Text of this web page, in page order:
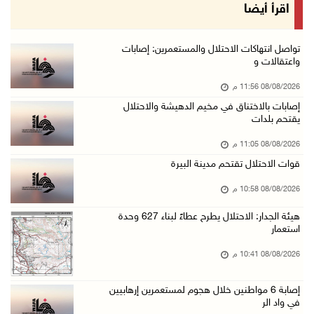
الاحتلال يقتحم كوبر شمال رام الله
إصابات بالاختناق خلال مواجهات مع الاحتلال في ...
الاحتلال ينصب حواجز طيارة في محيط مخيم طولكرم ...
08/آب/2026 07:56 م
فلسطين تدين الهجوم على ناقلة إماراتية في مضيق ...
08/آب/2026 06:23 م
اقرأ أيضا
تواصل انتهاكات الاحتلال والمستعمرين: إصابات
واعتقالات و
08/08/2026 11:56 م
إصابات بالاختناق في مخيم الدهيشة والاحتلال
يقتحم بلدات
08/08/2026 11:05 م
قوات الاحتلال تقتحم مدينة البيرة
08/08/2026 10:58 م
هيئة الجدار: الاحتلال يطرح عطاءً لبناء 627 وحدة
استعمار
08/08/2026 10:41 م
إصابة 6 مواطنين خلال هجوم لمستعمرين إرهابيين
في واد الر